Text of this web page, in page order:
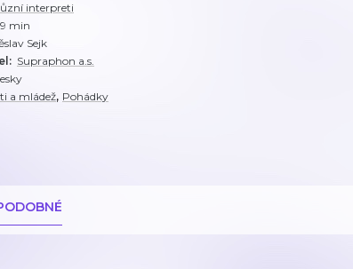
interpreti
min
Sejk
: Supraphon a.s.
a mládež, Pohádky